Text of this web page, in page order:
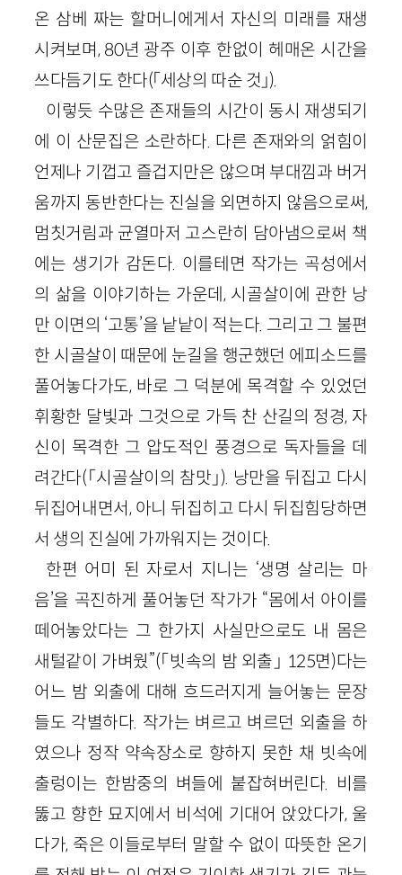
온 삼베 짜는 할머니에게서 자신의 미래를 재생
시켜보며, 80년 광주 이후 한없이 헤매온 시간을
쓰다듬기도 한다(「세상의 따순 것」).
이렇듯 수많은 존재들의 시간이 동시 재생되기
에 이 산문집은 소란하다. 다른 존재와의 얽힘이
언제나 기껍고 즐겁지만은 않으며 부대낌과 버거
움까지 동반한다는 진실을 외면하지 않음으로써,
멈칫거림과 균열마저 고스란히 담아냄으로써 책
에는 생기가 감돈다. 이를테면 작가는 곡성에서
의 삶을 이야기하는 가운데, 시골살이에 관한 낭
만 이면의 ‘고통’을 낱낱이 적는다. 그리고 그 불편
한 시골살이 때문에 눈길을 행군했던 에피소드를
풀어놓다가도, 바로 그 덕분에 목격할 수 있었던
휘황한 달빛과 그것으로 가득 찬 산길의 정경, 자
신이 목격한 그 압도적인 풍경으로 독자들을 데
려간다(「시골살이의 참맛」). 낭만을 뒤집고 다시
뒤집어내면서, 아니 뒤집히고 다시 뒤집힘당하면
서 생의 진실에 가까워지는 것이다.
한편 어미 된 자로서 지니는 ‘생명 살리는 마
음’을 곡진하게 풀어놓던 작가가 “몸에서 아이를
떼어놓았다는 그 한가지 사실만으로도 내 몸은
새털같이 가벼웠”(「빗속의 밤 외출」 125면)다는
어느 밤 외출에 대해 흐드러지게 늘어놓는 문장
들도 각별하다. 작가는 벼르고 벼르던 외출을 하
였으나 정작 약속장소로 향하지 못한 채 빗속에
출렁이는 한밤중의 벼들에 붙잡혀버린다. 비를
뚫고 향한 묘지에서 비석에 기대어 앉았다가, 울
다가, 죽은 이들로부터 말할 수 없이 따뜻한 온기